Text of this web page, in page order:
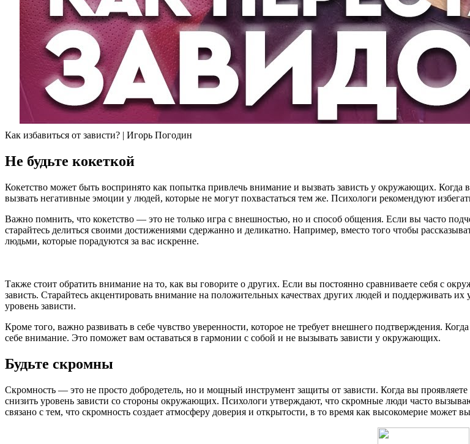
Как избавиться от зависти? | Игорь Погодин
Не будьте кокеткой
Кокетство может быть воспринято как попытка привлечь внимание и вызвать зависть у окружающих.
вызвать негативные эмоции у людей, которые не могут похвастаться тем же. Психологи рекомендуют
Важно помнить, что кокетство — это не только игра с внешностью, но и способ общения. Если вы часто
старайтесь делиться своими достижениями сдержанно и деликатно. Например, вместо того чтобы
людьми, которые порадуются за вас искренне.
Также стоит обратить внимание на то, как вы говорите о других. Если вы постоянно сравниваете себя с
зависть. Старайтесь акцентировать внимание на положительных качествах других людей и поддерживать
уровень зависти.
Кроме того, важно развивать в себе чувство уверенности, которое не требует внешнего подтверждения.
себе внимание. Это поможет вам оставаться в гармонии с собой и не вызывать зависти у окружающих.
Будьте скромны
Скромность — это не просто добродетель, но и мощный инструмент защиты от зависти. Когда вы
снизить уровень зависти со стороны окружающих. Психологи утверждают, что скромные люди часто
связано с тем, что скромность создает атмосферу доверия и открытости, в то время как высокомерие может